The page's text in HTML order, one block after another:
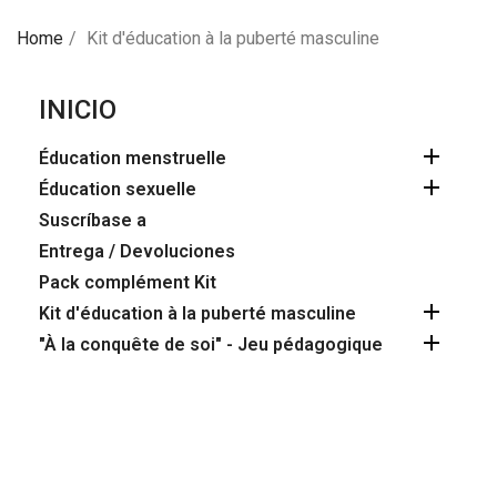
Home Kit d'éducation à la puberté masculine
INICIO
Éducation menstruelle 
Éducation sexuelle 
Suscríbase a
Entrega / Devoluciones
Pack complément Kit
Kit d'éducation à la puberté masculine

"À la conquête de soi" - Jeu pédagogique 